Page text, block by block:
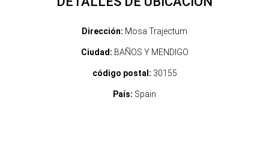
Dirección: Mosa Trajectum
Ciudad: BAÑOS Y MENDIGO
código postal: 30155
País: Spain